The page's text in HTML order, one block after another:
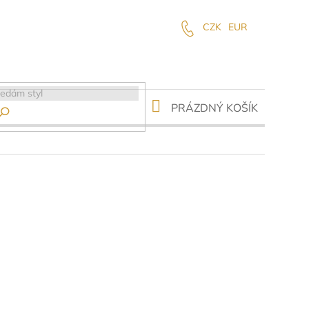
CZK EUR

NÁKUPNÍ
KOŠÍK
PRÁZDNÝ KOŠÍK